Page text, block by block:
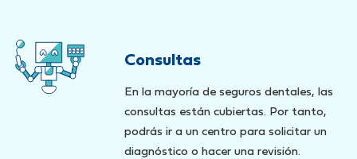
Consultas
En la mayoría de seguros dentales, las
consultas están cubiertas. Por tanto,
podrás ir a un centro para solicitar un
diagnóstico o hacer una revisión.